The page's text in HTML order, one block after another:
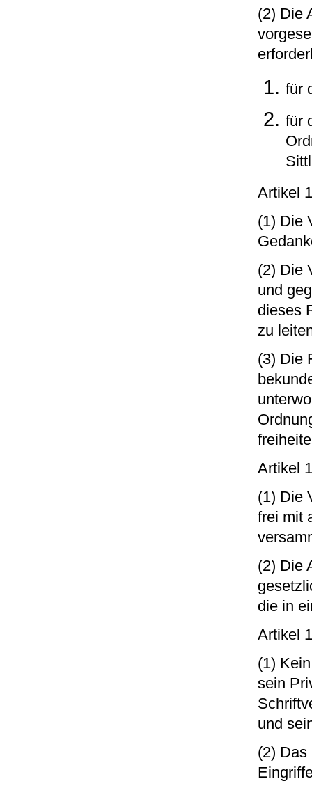
(2) Die
für
für
Artikel
(1) Die
(2) Die
und
dieses
zu
(3) Die
Artikel
(1) Die
frei mit
(2) Die
die in
Artikel
(1)
sein
und
(2) Das